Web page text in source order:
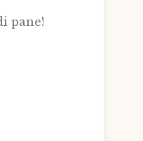
pane!